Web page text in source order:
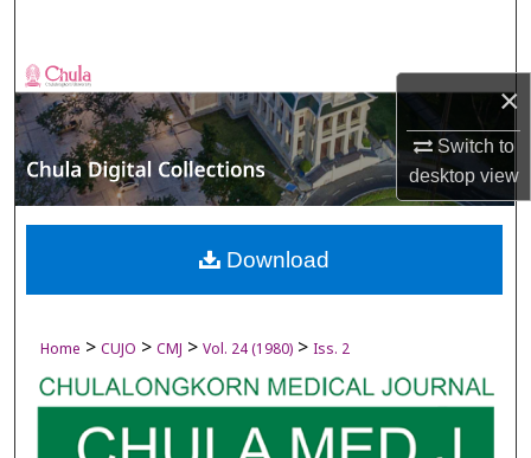
×
Switch to
desktopview
Browse Collections
My Account
About
Digital Commons Network™
Home > CUJO > CMJ > Vol. 24 (1980) > Iss. 2
Download